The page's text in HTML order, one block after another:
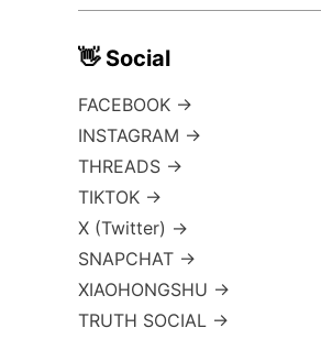
👋 Social
FACEBOOK →
INSTAGRAM →
THREADS →
TIKTOK →
X (Twitter) →
SNAPCHAT →
XIAOHONGSHU →
TRUTH SOCIAL →